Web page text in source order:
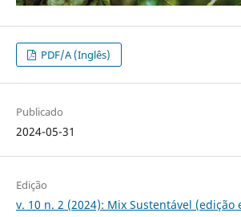
PDF/A (Inglês)
Publicado
2024-05-31
Edição
v. 10 n. 2 (2024): Mix Sustentável (edição